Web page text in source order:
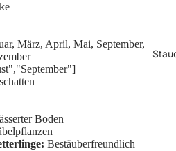
März, April, Mai, September,
Boden
Bestäuberfreundlich